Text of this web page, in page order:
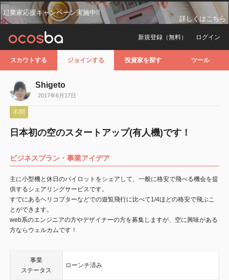
起業家応援キャンペーン実施中!!
詳しくはこちら
ログイン
新規登録（無料）
スカウトする ジョインする 投資家を探す ツール
Shigeto
2017年6月17日
不問
日本初の空のスタートアップ(有人機)です！
ビジネスプラン・事業アイデア
主に小型機と休日のパイロットをシェアして、一般に格安で飛べる機会を提
供するシェアリングサービスです。
すでにあるヘリコプターなどでの遊覧飛行に比べて1/4ほどの格安で飛ぶこ
とができます。
web系のエンジニアの方やデザイナーの方を募集しますが、空に興味がある
方ならウェルカムです！
事業
ステータス
ローンチ済み